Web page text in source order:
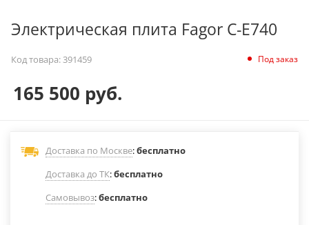
Электрическая плита Fagor C-E740
Код товара:391459 Под заказ
165 500 руб.
Доставка по Москве:бесплатно
Доставка до ТК:бесплатно
Самовывоз:бесплатно